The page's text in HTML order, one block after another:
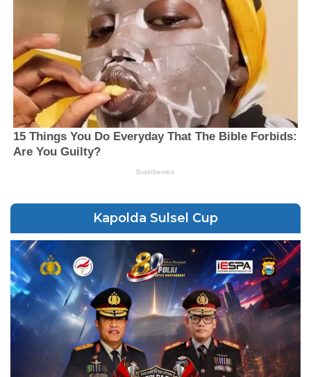
Kapolda Sulsel Cup